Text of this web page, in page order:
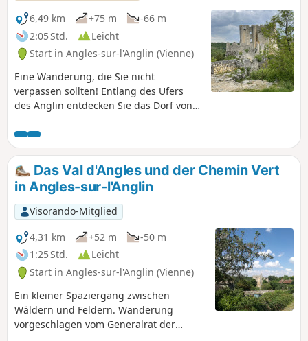
6,49 km
+75 m
-66 m
2:05 Std.
Leicht
Start in Angles-sur-l'Anglin (Vienne)
Eine Wanderung, die Sie nicht
verpassen sollten! Entlang des Ufers
des Anglin entdecken Sie das Dorf von
auf einen idyllischen Waldweg, der Sie
schließlich zum prächtigen Schloss Les
Certeaux führt!
Das Val d'Angles und der Chemin Vert
in Angles-sur-l'Anglin
Visorando-Mitglied
4,31 km
+52 m
-50 m
1:25 Std.
Leicht
Start in Angles-sur-l'Anglin (Vienne)
Ein kleiner Spaziergang zwischen
Wäldern und Feldern. Wanderung
vorgeschlagen vom Generalrat der